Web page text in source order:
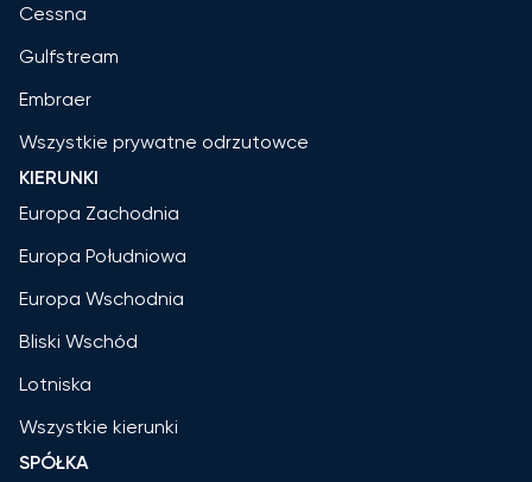
Cessna
Gulfstream
Embraer
Wszystkie prywatne odrzutowce
KIERUNKI
Europa Zachodnia
Europa Południowa
Europa Wschodnia
Bliski Wschód
Lotniska
Wszystkie kierunki
SPÓŁKA